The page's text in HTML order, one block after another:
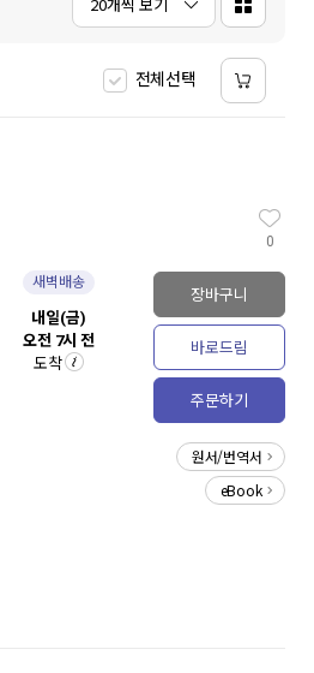
10
북커버
전체선택
새벽배송
내일(금)
오전 7시 전
도착
0
장바구니
바로드림
주문하기
원서/번역서
eBook